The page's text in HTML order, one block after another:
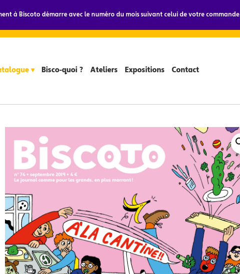
à Biscoto démarre avec le numéro du mois suivant celui de votre
▾ Bisco-quoi ? Ateliers Expositions Contact